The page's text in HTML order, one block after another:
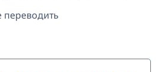
переводить